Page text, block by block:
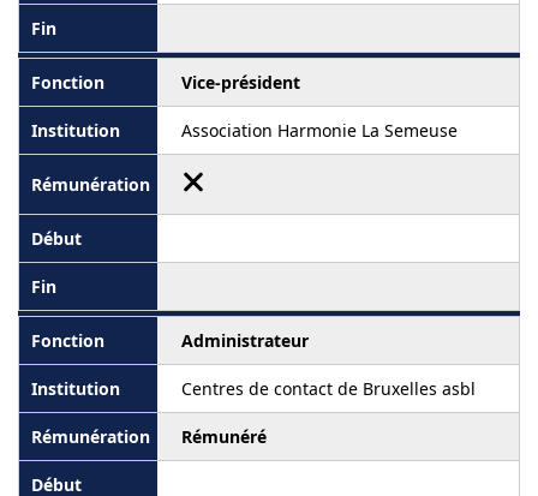
Vice-président
Association Harmonie La Semeuse
Administrateur
Centres de contact de Bruxelles asbl
Rémunéré